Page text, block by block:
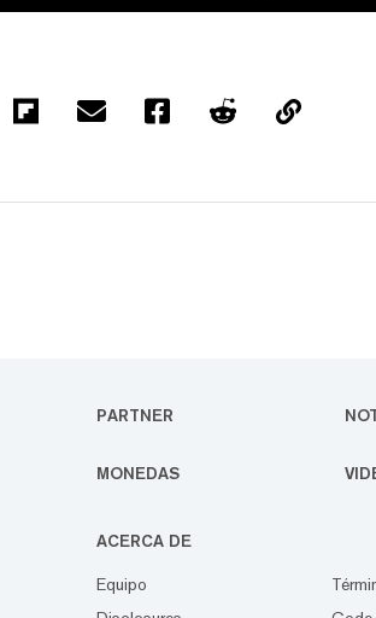
PARTNER
MONEDAS
ACERCA DE
Equipo